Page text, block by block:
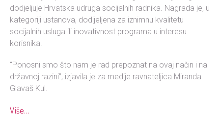
dodjeljuje Hrvatska udruga socijalnih radnika. Nagrada je, u
kategoriji ustanova, dodijeljena za iznimnu kvalitetu
socijalnih usluga ili inovativnost programa u interesu
korisnika.
“Ponosni smo što nam je rad prepoznat na ovaj način i na
državnoj razini”, izjavila je za medije ravnateljica Miranda
Glavaš Kul.
Više…